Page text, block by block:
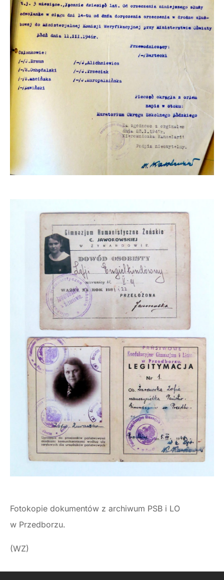
Fotokopie dokumentów z archiwum PSB i LO
w Przedborzu.
(WZ)